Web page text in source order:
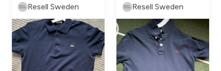
Resell Sweden Resell Sweden